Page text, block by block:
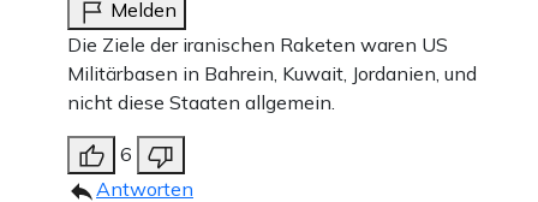
Melden
Die Ziele der iranischen Raketen waren US
Militärbasen in Bahrein, Kuwait, Jordanien, und
nicht diese Staaten allgemein.
6
Antworten